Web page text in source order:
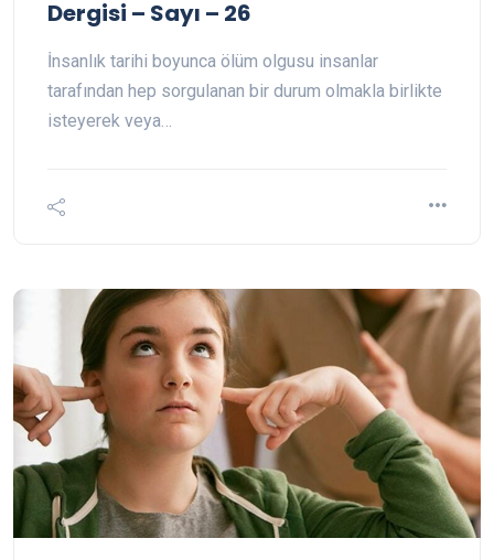
Dergisi – Sayı – 26
İnsanlık tarihi boyunca ölüm olgusu insanlar
tarafından hep sorgulanan bir durum olmakla birlikte
isteyerek veya…